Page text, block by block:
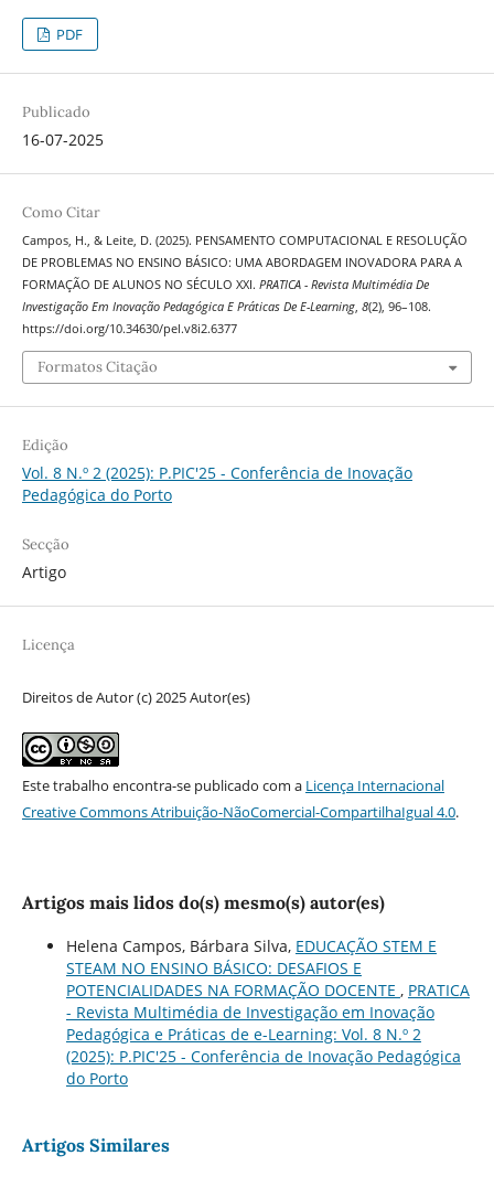
PDF
Publicado
16-07-2025
Como Citar
Campos, H., & Leite, D. (2025). PENSAMENTO COMPUTACIONAL E RESOLUÇÃO
DE PROBLEMAS NO ENSINO BÁSICO: UMA ABORDAGEM INOVADORA PARA A
FORMAÇÃO DE ALUNOS NO SÉCULO XXI. PRATICA - Revista Multimédia De
Investigação Em Inovação Pedagógica E Práticas De E-Learning, 8(2), 96–108.
https://doi.org/10.34630/pel.v8i2.6377
Formatos Citação
Edição
Vol. 8 N.º 2 (2025): P.PIC'25 - Conferência de Inovação
Pedagógica do Porto
Secção
Artigo
Licença
Direitos de Autor (c) 2025 Autor(es)
Este trabalho encontra-se publicado com a Licença Internacional
Creative Commons Atribuição-NãoComercial-CompartilhaIgual 4.0.
Artigos mais lidos do(s) mesmo(s) autor(es)
Helena Campos, Bárbara Silva, EDUCAÇÃO STEM E
STEAM NO ENSINO BÁSICO: DESAFIOS E
POTENCIALIDADES NA FORMAÇÃO DOCENTE , PRATICA
- Revista Multimédia de Investigação em Inovação
Pedagógica e Práticas de e-Learning: Vol. 8 N.º 2
(2025): P.PIC'25 - Conferência de Inovação Pedagógica
do Porto
Artigos Similares